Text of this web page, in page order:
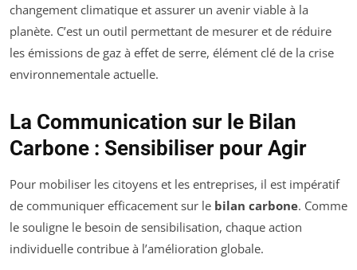
changement climatique et assurer un avenir viable à la
planète. C’est un outil permettant de mesurer et de réduire
les émissions de gaz à effet de serre, élément clé de la crise
environnementale actuelle.
La Communication sur le Bilan
Carbone : Sensibiliser pour Agir
Pour mobiliser les citoyens et les entreprises, il est impératif
de communiquer efficacement sur le bilan carbone. Comme
le souligne le besoin de sensibilisation, chaque action
individuelle contribue à l’amélioration globale.